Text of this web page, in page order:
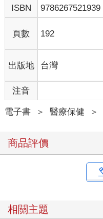
ISBN
9786267521939
頁數 192
出版地 台灣
注音
電子書 ＞ 醫療保健 ＞
商品評價
相關主題